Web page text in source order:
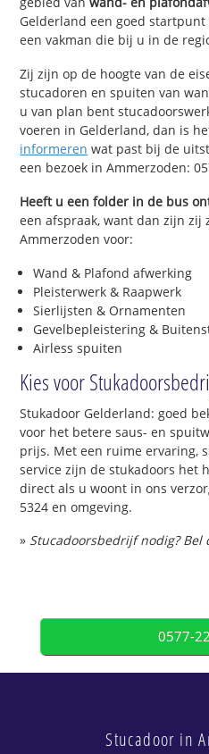
Gelderland een goed
een vakman die bij u in de
Zij zijn op de hoogte van de
stucadoren en spuiten van
u van plan bent
voeren in Gelderland, dan is
informeren wat past bij de
een bezoek in Ammerzoden:
Heeft u een folder in de bus
een afspraak, want dan zijn
Ammerzoden voor:
Wand & Plafond afwerking
Pleisterwerk & Raapwerk
Sierlijsten & Ornamenten
Gevelbepleistering &
Airless spuiten
Kies voor
Stukadoor Gelderland: goed
voor het betere saus- en
prijs. Met een ruime ervaring,
service zijn de stukadoors het
direct als u woont in ons
5324 en omgeving.
» Stucadoorsbedrijf nodig? Bel
0577-
Stucadoor in